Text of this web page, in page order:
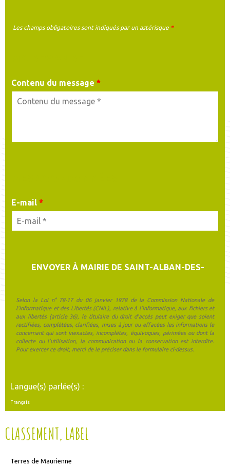
Les champs obligatoires sont indiqués par un astérisque *
Contenu du message *
E-mail *
Selon la Loi n° 78-17 du 06 janvier 1978 de la Commission Nationale de
l'Informatique et des Libertés (CNIL), relative à l'informatique, aux fichiers et
aux libertés (article 36), le titulaire du droit d'accès peut exiger que soient
rectifiées, complétées, clarifiées, mises à jour ou effacées les informations le
concernant qui sont inexactes, incomplètes, équivoques, périmées ou dont la
collecte ou l'utilisation, la communication ou la conservation est interdite.
Pour exercer ce droit, merci de le préciser dans le formulaire ci-dessus.
Langue(s) parlée(s) :
Français
CLASSEMENT, LABEL
Terres de Maurienne